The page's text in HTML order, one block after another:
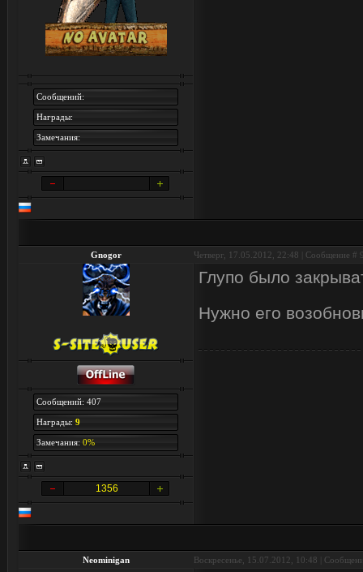
Сообщений:
Награды:
Замечания:
Gnogor Четверг, 17.05.2012, 22:48 | Сообщение #
Сообщений: 407
Награды: 9
Замечания: 0%
1356
Глупо было
Нужно его
Neominigan Воскресенье, 15.07.2012, 10:48 |